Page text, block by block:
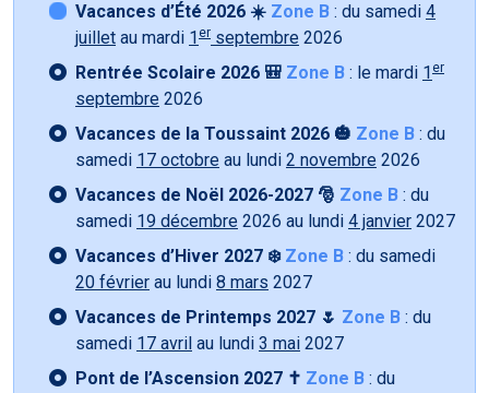
Vacances d’Été 2026 ☀️ Zone B : du samedi 4
juillet au mardi 1 er septembre 2026
Rentrée Scolaire 2026 🎒 Zone B : le mardi 1 er
septembre 2026
Vacances de la Toussaint 2026 🎃 Zone B : du
samedi 17 octobre au lundi 2 novembre 2026
Vacances de Noël 2026-2027 🎅 Zone B : du
samedi 19 décembre 2026 au lundi 4 janvier 2027
Vacances d’Hiver 2027 ❄️ Zone B : du samedi
20 février au lundi 8 mars 2027
Vacances de Printemps 2027 🌷 Zone B : du
samedi 17 avril au lundi 3 mai 2027
Pont de l’Ascension 2027 ✝️ Zone B : du